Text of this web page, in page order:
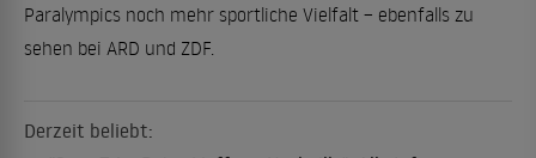
Paralympics noch mehr sportliche Vielfalt – ebenfalls zu
sehen bei ARD und ZDF.
Derzeit beliebt: